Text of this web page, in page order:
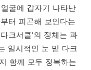
굴에 갑자기 나타난
터 피곤해 보인다는
크서클'의 정체는 과
일시적인 눈 밑 다크
함께 모두 정복하는